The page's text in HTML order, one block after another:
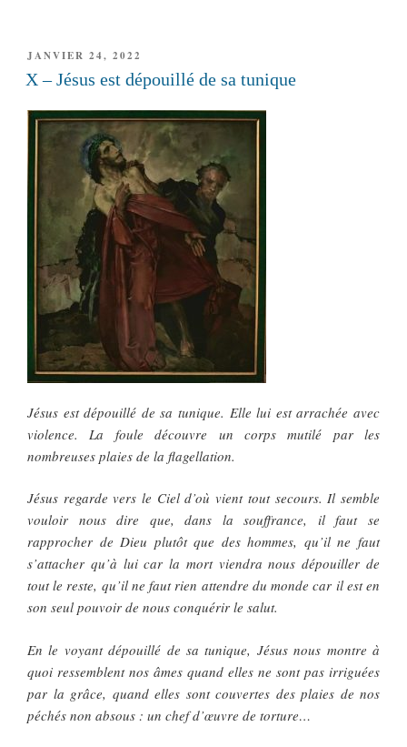
PUBLIÉ
LE
JANVIER 24, 2022
X – Jésus est dépouillé de sa tunique
Jésus est dépouillé de sa tunique. Elle lui est arrachée avec
violence. La foule découvre un corps mutilé par les
nombreuses plaies de la flagellation.
Jésus regarde vers le Ciel d’où vient tout secours. Il semble
vouloir nous dire que, dans la souffrance, il faut se
rapprocher de Dieu plutôt que des hommes, qu’il ne faut
s’attacher qu’à lui car la mort viendra nous dépouiller de
tout le reste, qu’il ne faut rien attendre du monde car il est en
son seul pouvoir de nous conquérir le salut.
En le voyant dépouillé de sa tunique, Jésus nous montre à
quoi ressemblent nos âmes quand elles ne sont pas irriguées
par la grâce, quand elles sont couvertes des plaies de nos
péchés non absous : un chef d’œuvre de torture…